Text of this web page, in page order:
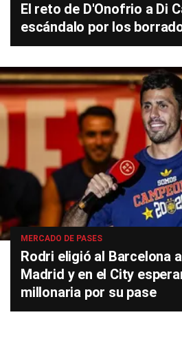
El reto de D'Onofrio a Di
escándalo por los
MERCADO DE PASES
Rodri eligió al Barcelona
Madrid y en el City
millonaria por su pase